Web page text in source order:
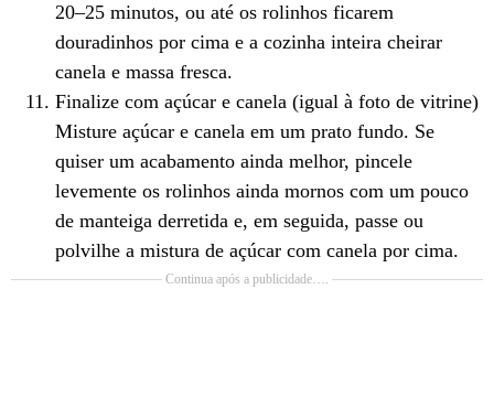
20–25 minutos, ou até os rolinhos ficarem
douradinhos por cima e a cozinha inteira cheirar
canela e massa fresca.
Finalize com açúcar e canela (igual à foto de vitrine)
Misture açúcar e canela em um prato fundo. Se
quiser um acabamento ainda melhor, pincele
levemente os rolinhos ainda mornos com um pouco
de manteiga derretida e, em seguida, passe ou
polvilhe a mistura de açúcar com canela por cima.
Continua após a publicidade….